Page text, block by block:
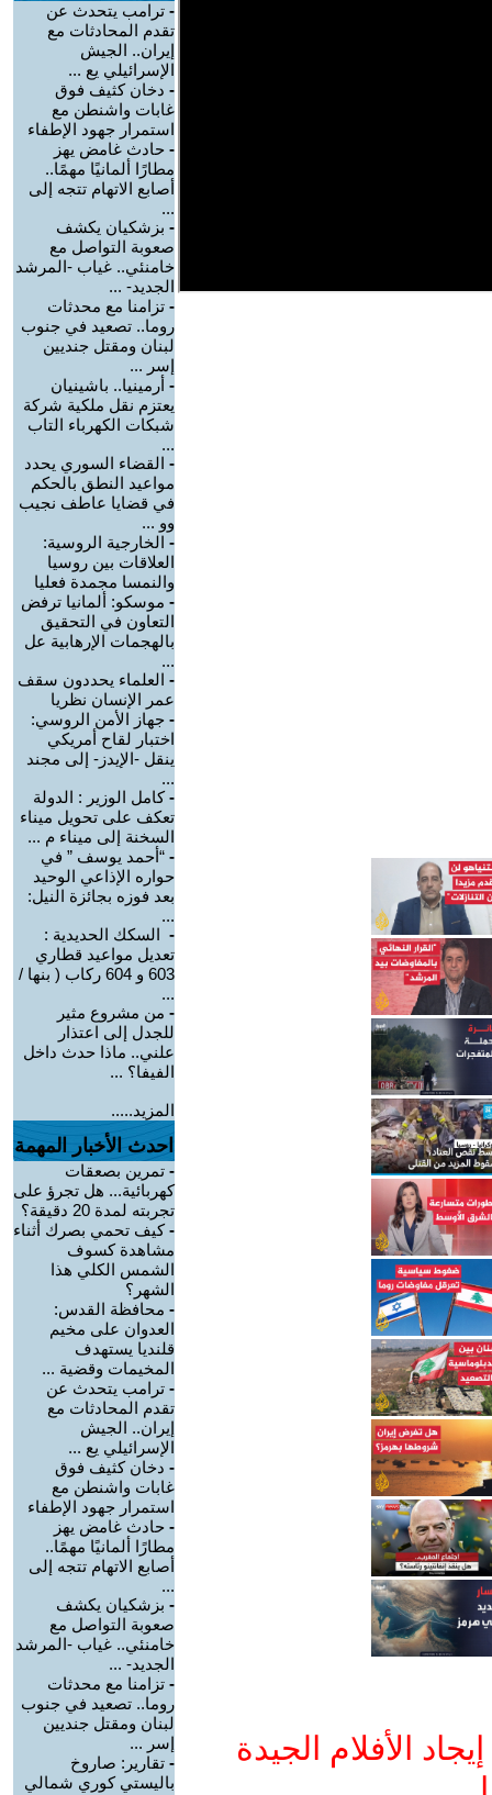
الأفلام الجيدة
- ترامب يتحدث عن
تقدم المحادثات مع
إيران.. الجيش
الإسرائيلي يع ...
- دخان كثيف فوق
غابات واشنطن مع
استمرار جهود الإطفاء
- حادث غامض يهز
مطارًا ألمانيًا مهمًا..
أصابع الاتهام تتجه إلى
...
- بزشكيان يكشف
صعوبة التواصل مع
خامنئي.. غياب -المرشد
الجديد- ...
- تزامنا مع محدثات
روما.. تصعيد في جنوب
لبنان ومقتل جنديين
إسر ...
- أرمينيا.. باشينيان
يعتزم نقل ملكية شركة
شبكات الكهرباء التاب
...
- القضاء السوري يحدد
مواعيد النطق بالحكم
في قضايا عاطف نجيب
وو ...
- الخارجية الروسية:
العلاقات بين روسيا
والنمسا مجمدة فعليا
- موسكو: ألمانيا ترفض
التعاون في التحقيق
بالهجمات الإرهابية عل
...
- العلماء يحددون سقف
عمر الإنسان نظريا
- جهاز الأمن الروسي:
اختبار لقاح أمريكي
ينقل -الإيدز- إلى مجند
...
-كامل الوزير : الدولة
تعكف على تحويل ميناء
السخنة إلى ميناء م ...
- “أحمد يوسف ” في
حواره الإذاعي الوحيد
بعد فوزه بجائزة النيل:
...
- السكك الحديدية :
تعديل مواعيد قطاري
603 و 604 ركاب ( بنها /
...
- من مشروع مثير
للجدل إلى اعتذار
علني.. ماذا حدث داخل
الفيفا؟ ...
المزيد.....
احدث الأخبار المهمة
- تمرين بصعقات
كهربائية... هل تجرؤ على
تجربته لمدة 20 دقيقة؟
-كيف تحمي بصرك أثناء
مشاهدة كسوف
الشمس الكلي هذا
الشهر؟
- محافظة القدس:
العدوان على مخيم
قلنديا يستهدف
المخيمات وقضية ...
- ترامب يتحدث عن
تقدم المحادثات مع
إيران.. الجيش
الإسرائيلي يع ...
- دخان كثيف فوق
غابات واشنطن مع
استمرار جهود الإطفاء
- حادث غامض يهز
مطارًا ألمانيًا مهمًا..
أصابع الاتهام تتجه إلى
...
- بزشكيان يكشف
صعوبة التواصل مع
خامنئي.. غياب -المرشد
الجديد- ...
- تزامنا مع محدثات
روما.. تصعيد في جنوب
لبنان ومقتل جنديين
إسر ...
- تقارير: صاروخ
باليستي كوري شمالي